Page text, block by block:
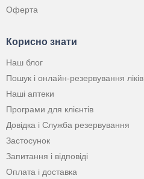
Оферта
Корисно знати
Наш блог
Пошук і онлайн-резервування ліків
Наші аптеки
Програми для клієнтів
Довідка і Служба резервування
Застосунок
Запитання і відповіді
Оплата і доставка